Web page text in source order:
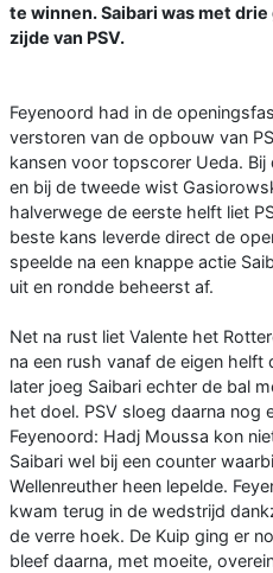
te winnen. Saibari was met drie
zijde van PSV.
Feyenoord had in de
verstoren van de opbouw van
kansen voor topscorer Ueda.
en bij de tweede wist
halverwege de eerste helft liet
beste kans leverde direct de
speelde na een knappe actie
uit en rondde beheerst af.
Net na rust liet Valente het
na een rush vanaf de eigen
later joeg Saibari echter de bal
het doel. PSV sloeg daarna nog
Feyenoord: Hadj Moussa kon
Saibari wel bij een counter
Wellenreuther heen lepelde.
kwam terug in de wedstrijd
de verre hoek. De Kuip ging er
bleef daarna, met moeite,